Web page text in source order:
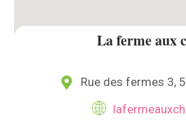
La ferme aux
Rue des fermes 3,